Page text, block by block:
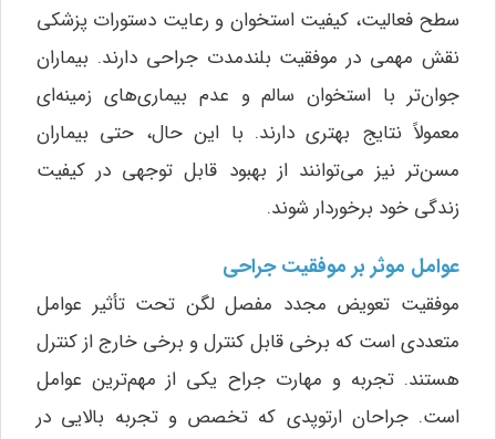
سطح فعالیت، کیفیت استخوان و رعایت دستورات پزشکی
نقش مهمی در موفقیت بلندمدت جراحی دارند. بیماران
جوان‌تر با استخوان سالم و عدم بیماری‌های زمینه‌ای
معمولاً نتایج بهتری دارند. با این حال، حتی بیماران
مسن‌تر نیز می‌توانند از بهبود قابل توجهی در کیفیت
زندگی خود برخوردار شوند.
عوامل موثر بر موفقیت جراحی
موفقیت تعویض مجدد مفصل لگن تحت تأثیر عوامل
متعددی است که برخی قابل کنترل و برخی خارج از کنترل
هستند. تجربه و مهارت جراح یکی از مهم‌ترین عوامل
است. جراحان ارتوپدی که تخصص و تجربه بالایی در